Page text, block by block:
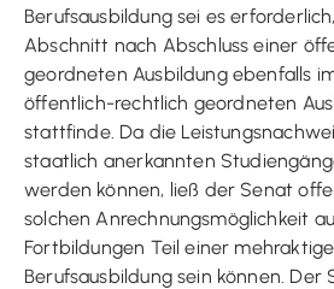
Berufsausbildung sei es
Abschnitt nach Abschluss einer
geordneten Ausbildung ebenfalls
öffentlich-rechtlich geordneten
stattfinde. Da die
staatlich anerkannten
werden können, ließ der Senat
solchen Anrechnungsmöglichkeit
Fortbildungen Teil einer
Berufsausbildung sein können. Der